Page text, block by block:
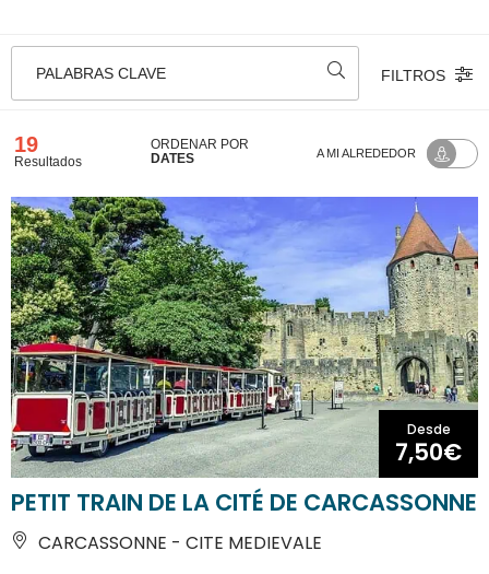
PALABRAS CLAVE FILTROS
19
Resultados
ORDENAR POR
DATES
A MI ALREDEDOR
Desde
7,50€
PETIT TRAIN DE LA CITÉ DE CARCASSONNE
CARCASSONNE - CITE MEDIEVALE